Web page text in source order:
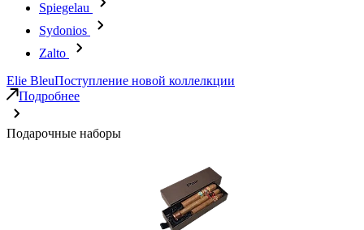
Spiegelau
Sydonios
Zalto
Elie BleuПоступление новой коллелкции
Подробнее
Подарочные наборы